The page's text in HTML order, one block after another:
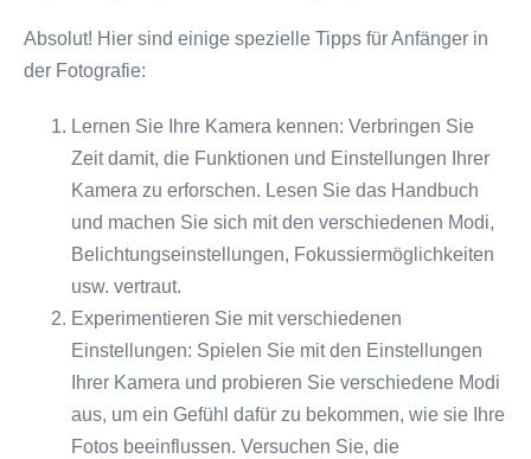
Absolut! Hier sind einige spezielle Tipps für Anfänger in
der Fotografie:
Lernen Sie Ihre Kamera kennen: Verbringen Sie
Zeit damit, die Funktionen und Einstellungen Ihrer
Kamera zu erforschen. Lesen Sie das Handbuch
und machen Sie sich mit den verschiedenen Modi,
Belichtungseinstellungen, Fokussiermöglichkeiten
usw. vertraut.
Experimentieren Sie mit verschiedenen
Einstellungen: Spielen Sie mit den Einstellungen
Ihrer Kamera und probieren Sie verschiedene Modi
aus, um ein Gefühl dafür zu bekommen, wie sie Ihre
Fotos beeinflussen. Versuchen Sie, die